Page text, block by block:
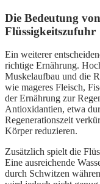
Die Bedeutung
Flüssigkeitszufuhr
Ein weiterer
richtige Ernährung.
Muskelaufbau und die
wie mageres Fleisch,
der Ernährung zur
Antioxidantien, etwa
Regenerationszeit
Körper reduzieren.
Zusätzlich spielt die
Eine ausreichende
durch Schwitzen